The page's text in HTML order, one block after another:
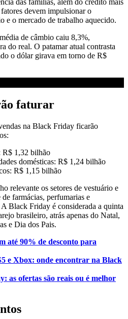
das famílias, além do crédito mais
devem impulsionar o
e o mercado de trabalho aquecido.
de câmbio caiu 8,3%,
do real. O patamar atual contrasta
o dólar girava em torno de R$
faturar
na Black Friday ficarão
R$ 1,32 bilhão
domésticas: R$ 1,24 bilhão
R$ 1,15 bilhão
relevante os setores de vestuário e
farmácias, perfumarias e
Black Friday é considerada a quinta
brasileiro, atrás apenas do Natal,
e Dia dos Pais.
até 90% de desconto para
e Xbox: onde encontrar na Black
as ofertas são reais ou é melhor